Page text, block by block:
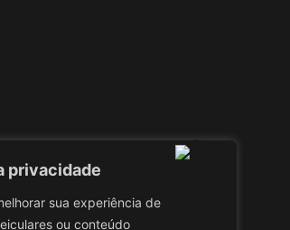
privacidade
sua experiência de
ou conteúdo